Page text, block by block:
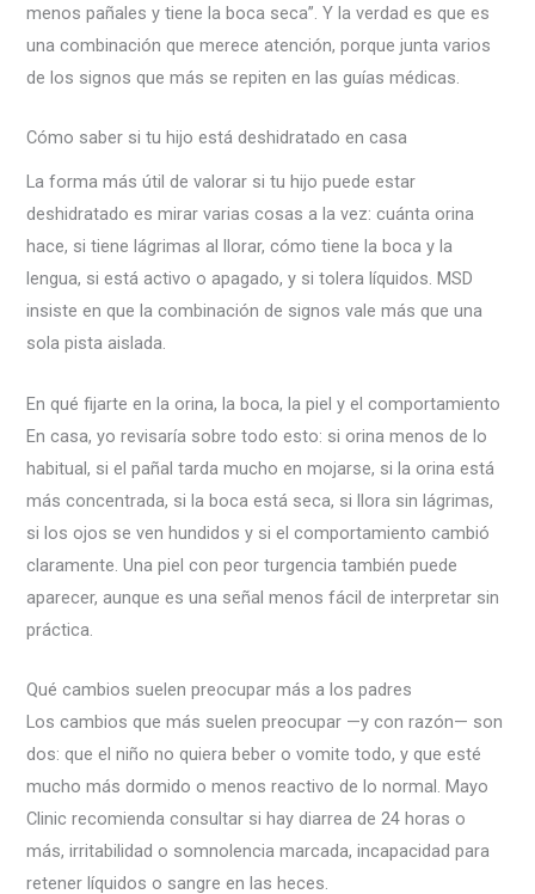
menos pañales y tiene la boca seca”. Y la verdad es que es
una combinación que merece atención, porque junta varios
de los signos que más se repiten en las guías médicas.
Cómo saber si tu hijo está deshidratado en casa
La forma más útil de valorar si tu hijo puede estar
deshidratado es mirar varias cosas a la vez: cuánta orina
hace, si tiene lágrimas al llorar, cómo tiene la boca y la
lengua, si está activo o apagado, y si tolera líquidos. MSD
insiste en que la combinación de signos vale más que una
sola pista aislada.
En qué fijarte en la orina, la boca, la piel y el comportamiento
En casa, yo revisaría sobre todo esto: si orina menos de lo
habitual, si el pañal tarda mucho en mojarse, si la orina está
más concentrada, si la boca está seca, si llora sin lágrimas,
si los ojos se ven hundidos y si el comportamiento cambió
claramente. Una piel con peor turgencia también puede
aparecer, aunque es una señal menos fácil de interpretar sin
práctica.
Qué cambios suelen preocupar más a los padres
Los cambios que más suelen preocupar —y con razón— son
dos: que el niño no quiera beber o vomite todo, y que esté
mucho más dormido o menos reactivo de lo normal. Mayo
Clinic recomienda consultar si hay diarrea de 24 horas o
más, irritabilidad o somnolencia marcada, incapacidad para
retener líquidos o sangre en las heces.